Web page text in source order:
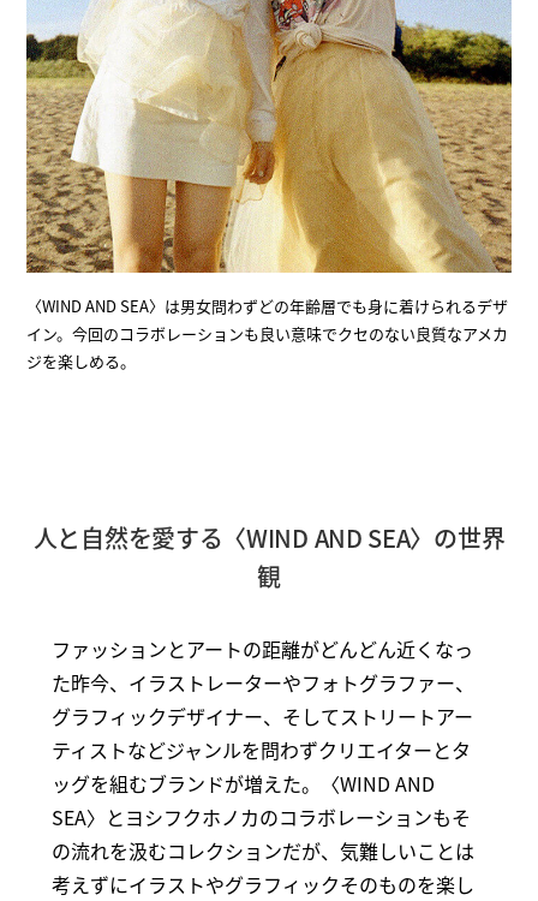
〈WIND AND SEA〉は男女問わずどの年齢層でも身に着けられるデザ
イン。今回のコラボレーションも良い意味でクセのない良質なアメカ
ジを楽しめる。
人と自然を愛する〈WIND AND SEA〉の世界
観
ファッションとアートの距離がどんどん近くなっ
た昨今、イラストレーターやフォトグラファー、
グラフィックデザイナー、そしてストリートアー
ティストなどジャンルを問わずクリエイターとタ
ッグを組むブランドが増えた。〈WIND AND
SEA〉とヨシフクホノカのコラボレーションもそ
の流れを汲むコレクションだが、気難しいことは
考えずにイラストやグラフィックそのものを楽し